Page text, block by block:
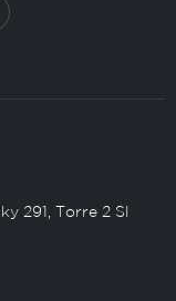
291, Torre 2 Sl